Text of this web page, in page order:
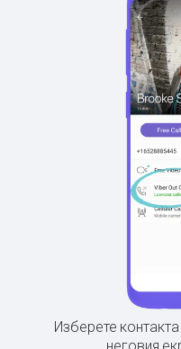
Изберете
неговия